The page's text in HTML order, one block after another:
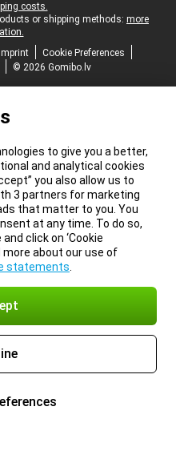
costs.
or shipping methods: more
Imprint
Cookie Preferences
© 2026 Gomibo.lv
to give you a better,
and analytical cookies
you also allow us to
3 partners for marketing
that matter to you. You
at any time. To do so,
click on ‘Cookie
more about our use of
statements